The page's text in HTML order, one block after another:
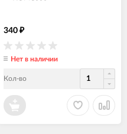
340 ₽
Нет в наличии
Кол-во